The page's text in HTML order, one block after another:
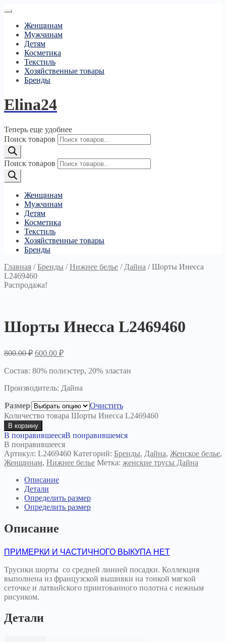
Женщинам
Мужчинам
Детям
Косметика
Текстиль
Хозяйственные товары
Бренды
Elina24
Теперь еще удобнее
Поиск товаров
Поиск товаров
Женщинам
Мужчинам
Детям
Косметика
Текстиль
Хозяйственные товары
Бренды
Главная /Бренды /Нижнее белье / Дайна /Шорты Инесса
L2469460
Распродажа!
Шорты Инесса L2469460
800.00₽ 600.00 ₽
Состав: 80% полиэстер, 20% эластан
Производитель: Дайна
Размер
Очистить
Количество товара Шорты Инесса L2469460
В корзину
В понравившеесяВ понравившемся
В понравившееся
Артикул: L2469460 Категорий: Бренды, Дайна, Женское белье,
Женщинам, Нижнее белье Метка: женские трусы Дайна
Описание
Детали
Определить размер
Определить размер
Описание
ПРИМЕРКИ И ЧАСТИЧНОГО ВЫКУПА НЕТ
Трусики шорты со средней линией посадки. Коллекция
выполнена из французской вышивки на тонкой мягкой
сеточке и латвийского принтованного полотна с нежным
рисунком.
Детали